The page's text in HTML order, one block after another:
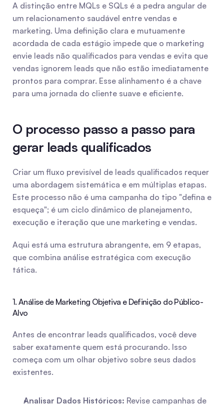
A distinção entre MQLs e SQLs é a pedra angular de
um relacionamento saudável entre vendas e
marketing. Uma definição clara e mutuamente
acordada de cada estágio impede que o marketing
envie leads não qualificados para vendas e evita que
vendas ignorem leads que não estão imediatamente
prontos para comprar. Esse alinhamento é a chave
para uma jornada do cliente suave e eficiente.
O processo passo a passo para
gerar leads qualificados
Criar um fluxo previsível de leads qualificados requer
uma abordagem sistemática e em múltiplas etapas.
Este processo não é uma campanha do tipo "defina e
esqueça"; é um ciclo dinâmico de planejamento,
execução e iteração que une marketing e vendas.
Aqui está uma estrutura abrangente, em 9 etapas,
que combina análise estratégica com execução
tática.
1. Análise de Marketing Objetiva e Definição do Público-
Alvo
Antes de encontrar leads qualificados, você deve
saber exatamente quem está procurando. Isso
começa com um olhar objetivo sobre seus dados
existentes.
Analisar Dados Históricos: Revise campanhas de